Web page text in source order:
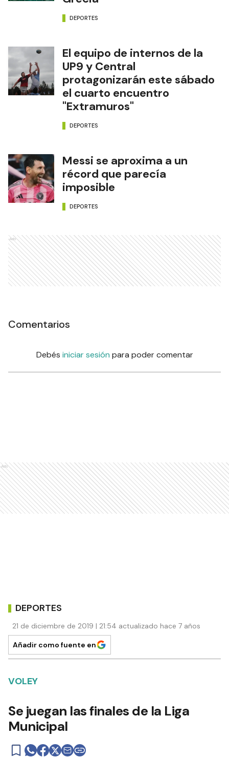
DEPORTES
El equipo de internos de la
UP9 y Central
protagonizarán este sábado
el cuarto encuentro
"Extramuros"
DEPORTES
Messi se aproxima a un
récord que parecía
imposible
DEPORTES
Ads
Comentarios
Debés iniciar sesión para poder comentar
Ads
DEPORTES
21 de diciembre de 2019 | 21:54 actualizado hace 7 años
Añadir como fuente en
VOLEY
Se juegan las finales de la Liga
Municipal